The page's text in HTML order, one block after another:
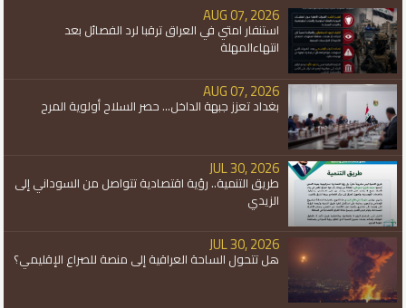
AUG 07, 2026
استنفار امتي في العراق ترقبا لرد الفصائل بعد
انتهاءالمهلة
AUG 07, 2026
بغداد تعزز جبهة الداخل... حصر السلاح أولوية المرح
JUL 30, 2026
طريق التنمية.. رؤية اقتصادية تتواصل من السوداني إلى
الزيدي
JUL 30, 2026
هل تتحول الساحة العراقية إلى منصة للصراع الإقليمي؟